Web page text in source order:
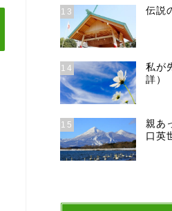
13 伝説
14
私が
詳）
15
親あ
口英